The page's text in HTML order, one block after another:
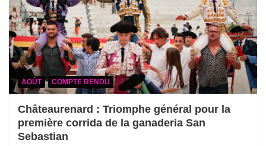
AOÛT COMPTE RENDU
Châteaurenard : Triomphe général pour la
première corrida de la ganaderia San
Sebastian